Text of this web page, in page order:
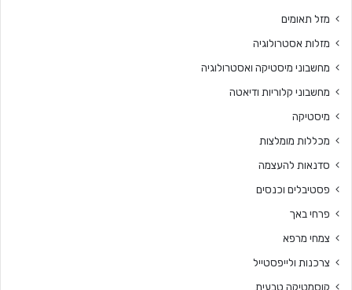
מזל תאומים
מזלות אסטרולוגיה
מחשבוני מיסטיקה ואסטרולוגיה
מחשבוני קלוריות ודיאטה
מיסטיקה
מכללות מומלצות
סדנאות להעצמה
פסטיבלים וכנסים
פרחי באך
צמחי מרפא
צרכנות ולייפסטייל
קוסמטיקה טבעית